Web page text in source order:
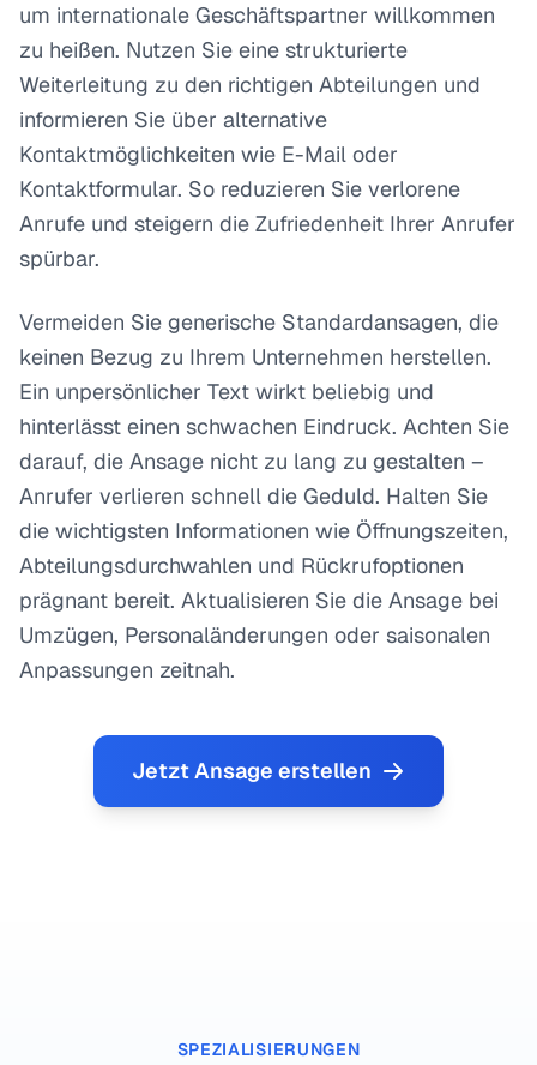
um internationale Geschäftspartner willkommen
zu heißen. Nutzen Sie eine strukturierte
Weiterleitung zu den richtigen Abteilungen und
informieren Sie über alternative
Kontaktmöglichkeiten wie E-Mail oder
Kontaktformular. So reduzieren Sie verlorene
Anrufe und steigern die Zufriedenheit Ihrer Anrufer
spürbar.
Vermeiden Sie generische Standardansagen, die
keinen Bezug zu Ihrem Unternehmen herstellen.
Ein unpersönlicher Text wirkt beliebig und
hinterlässt einen schwachen Eindruck. Achten Sie
darauf, die Ansage nicht zu lang zu gestalten –
Anrufer verlieren schnell die Geduld. Halten Sie
die wichtigsten Informationen wie Öffnungszeiten,
Abteilungsdurchwahlen und Rückrufoptionen
prägnant bereit. Aktualisieren Sie die Ansage bei
Umzügen, Personaländerungen oder saisonalen
Anpassungen zeitnah.
Jetzt Ansage erstellen
SPEZIALISIERUNGEN